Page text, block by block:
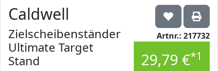
Artnr.: 217732
29,79 €*1
Caldwell
Zielscheibenständer
Ultimate Target
Stand